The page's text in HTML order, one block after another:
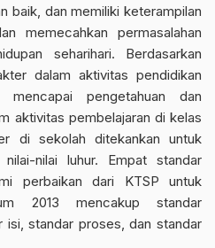
baik, dan memiliki keterampilan
memecahkan permasalahan
seharihari. Berdasarkan
dalam aktivitas pendidikan
mencapai pengetahuan dan
aktivitas pembelajaran di kelas
di sekolah ditekankan untuk
nilai-nilai luhur. Empat standar
perbaikan dari KTSP untuk
2013 mencakup standar
isi, standar proses, dan standar